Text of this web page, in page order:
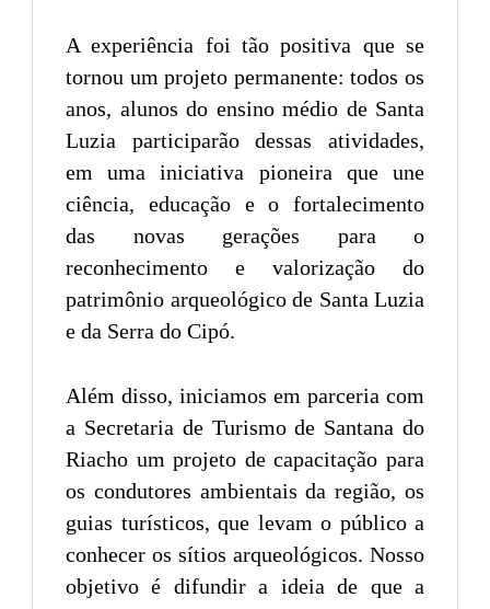
A experiência foi tão positiva que se
tornou um projeto permanente: todos os
anos, alunos do ensino médio de Santa
Luzia participarão dessas atividades,
em uma iniciativa pioneira que une
ciência, educação e o fortalecimento
das novas gerações para o
reconhecimento e valorização do
patrimônio arqueológico de Santa Luzia
e da Serra do Cipó.
Além disso, iniciamos em parceria com
a Secretaria de Turismo de Santana do
Riacho um projeto de capacitação para
os condutores ambientais da região, os
guias turísticos, que levam o público a
conhecer os sítios arqueológicos. Nosso
objetivo é difundir a ideia de que a